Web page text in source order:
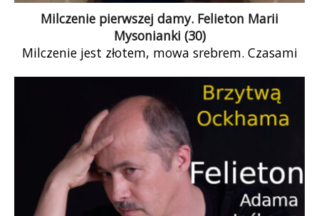
Milczenie pierwszej damy. Felieton Marii
Mysonianki (30)
Milczenie jest złotem, mowa srebrem. Czasami
po to, by nie powiedzieć czegoś głupiego […]